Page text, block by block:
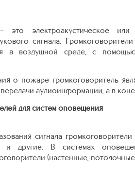
– это электроакустическое
сигнала.
в воздушной среде, с
о пожаре громкоговоритель
аудиоинформации, а в
для систем оповещения
сигнала
и другие. В системах
(настенные,